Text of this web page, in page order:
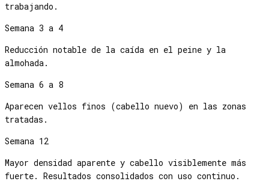
trabajando.
Semana 3 a 4
Reducción notable de la caída en el peine y la
almohada.
Semana 6 a 8
Aparecen vellos finos (cabello nuevo) en las zonas
tratadas.
Semana 12
Mayor densidad aparente y cabello visiblemente más
fuerte. Resultados consolidados con uso continuo.